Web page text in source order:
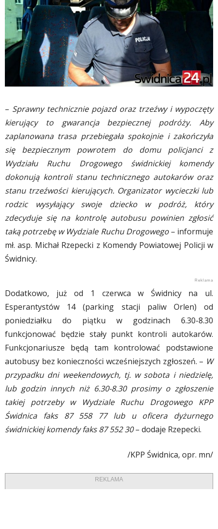
– Sprawny technicznie pojazd oraz trzeźwy i wypoczęty
kierujący to gwarancja bezpiecznej podróży. Aby
zaplanowana trasa przebiegała spokojnie i zakończyła
się bezpiecznym powrotem do domu policjanci z
Wydziału Ruchu Drogowego świdnickiej komendy
dokonują kontroli stanu technicznego autokarów oraz
stanu trzeźwości kierujących. Organizator wycieczki lub
rodzic wysyłający swoje dziecko w podróż, który
zdecyduje się na kontrolę autobusu powinien zgłosić
taką potrzebę w Wydziale Ruchu Drogowego– informuje
mł. asp. Michał Rzepecki z Komendy Powiatowej Policji w
Świdnicy.
Dodatkowo, już od 1 czerwca w Świdnicy na ul.
Esperantystów 14 (parking stacji paliw Orlen) od
poniedziałku do piątku w godzinach 6.30-8.30
funkcjonować będzie stały punkt kontroli autokarów.
Funkcjonariusze będą tam kontrolować podstawione
autobusy bez konieczności wcześniejszych zgłoszeń. – W
przypadku dni weekendowych, tj. w sobota i niedzielę,
lub godzin innych niż 6.30-8.30 prosimy o zgłoszenie
takiej potrzeby w Wydziale Ruchu Drogowego KPP
Świdnica faks 87 558 77 lub u oficera dyżurnego
świdnickiej komendy faks 87 552 30– dodaje Rzepecki.
/KPP Świdnica, opr. mn/
REKLAMA